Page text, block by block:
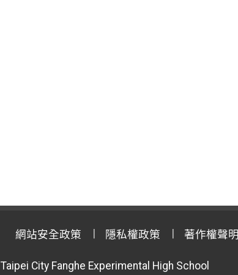
網站安全政策 隱私權政策 著作權聲明
Taipei City Fanghe Experimental High School